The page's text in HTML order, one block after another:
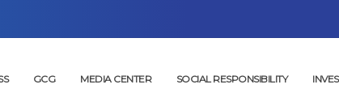
GCG MEDIA CENTER SOCIAL RESPONSIBILITY